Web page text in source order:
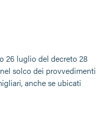
26 luglio del decreto 28
solco dei provvedimenti
anche se ubicati